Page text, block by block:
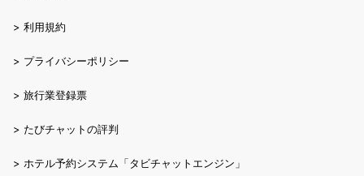
> 利用規約
> プライバシーポリシー
> 旅行業登録票
> たびチャットの評判
> ホテル予約システム「タビチャットエンジン」